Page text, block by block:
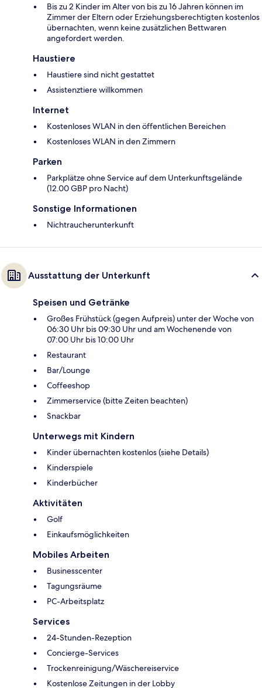
Bis zu 2 Kinder im Alter von bis zu 16 Jahren können im
Zimmer der Eltern oder Erziehungsberechtigten kostenlos
übernachten, wenn keine zusätzlichen Bettwaren
angefordert werden.
Haustiere
Haustiere sind nicht gestattet
Assistenztiere willkommen
Internet
Kostenloses WLAN in den öffentlichen Bereichen
Kostenloses WLAN in den Zimmern
Parken
Parkplätze ohne Service auf dem Unterkunftsgelände
(12.00 GBP pro Nacht)
Sonstige Informationen
Nichtraucherunterkunft
Ausstattung der Unterkunft
Speisen und Getränke
Großes Frühstück (gegen Aufpreis) unter der Woche von
06:30 Uhr bis 09:30 Uhr und am Wochenende von
07:00 Uhr bis 10:00 Uhr
Restaurant
Bar/Lounge
Coffeeshop
Zimmerservice (bitte Zeiten beachten)
Snackbar
Unterwegs mit Kindern
Kinder übernachten kostenlos (siehe Details)
Kinderspiele
Kinderbücher
Aktivitäten
Golf
Einkaufsmöglichkeiten
Mobiles Arbeiten
Businesscenter
Tagungsräume
PC-Arbeitsplatz
Services
24-Stunden-Rezeption
Concierge-Services
Trockenreinigung/Wäschereiservice
Kostenlose Zeitungen in der Lobby